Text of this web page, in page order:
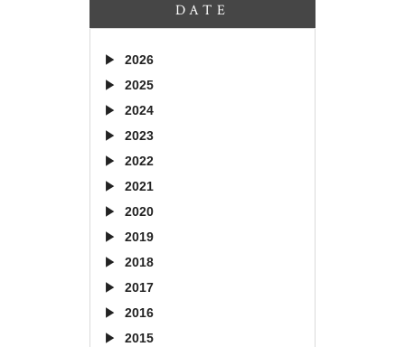
DATE
2026
2025
2024
2023
2022
2021
2020
2019
2018
2017
2016
2015